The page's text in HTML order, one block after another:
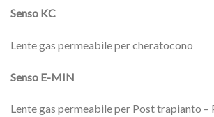
Senso KC
Lente gas permeabile per cheratocono
Senso E-MIN
Lente gas permeabile per Post trapianto –